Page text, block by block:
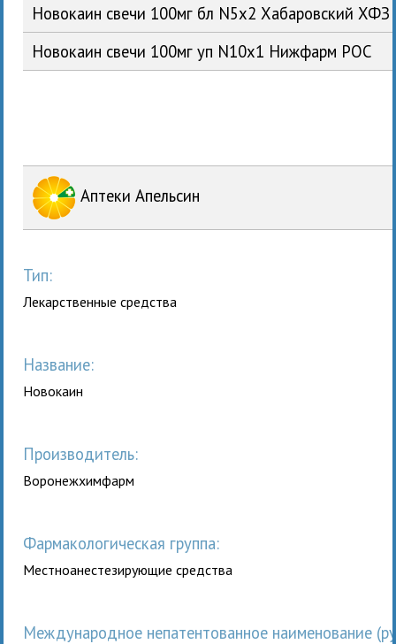
Новокаин свечи 100мг бл N5x2 Хабаровский
Новокаин свечи 100мг уп N10x1 Нижфарм РОС
Аптеки Апельсин
Тип:
Лекарственные средства
Название:
Новокаин
Производитель:
Воронежхимфарм
Фармакологическая группа:
Местноанестезирующие средства
Международное непатентованное наименование